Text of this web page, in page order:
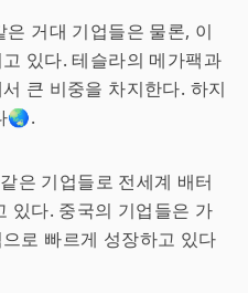
은 거대 기업들은 물론, 이
있다. 테슬라의 메가팩과
큰 비중을 차지한다. 하지
🌏.
은 기업들로 전세계 배터
있다. 중국의 기업들은 가
로 빠르게 성장하고 있다